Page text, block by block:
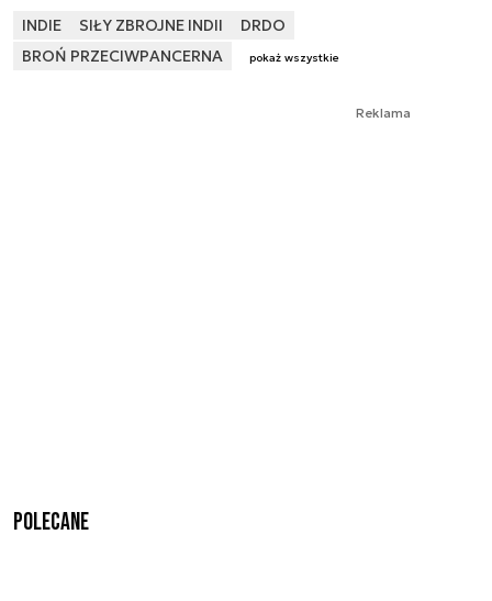
INDIE SIŁY ZBROJNE INDII
DRDO
BROŃ PRZECIWPANCERNA
pokaż wszystkie
Reklama
Polecane